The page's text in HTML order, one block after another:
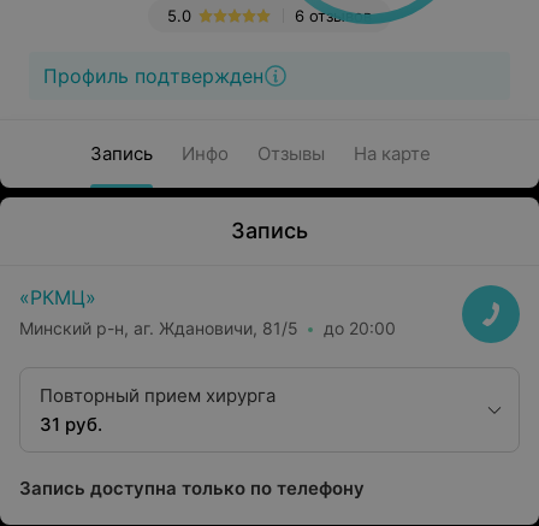
6 отзывов
5.0
Профиль подтвержден
Запись Инфо Отзывы На карте
Запись
«РКМЦ»
Минский р-н, аг. Ждановичи, 81/5 до 20:00
Повторный прием хирурга
31 руб.
Запись доступна только по телефону